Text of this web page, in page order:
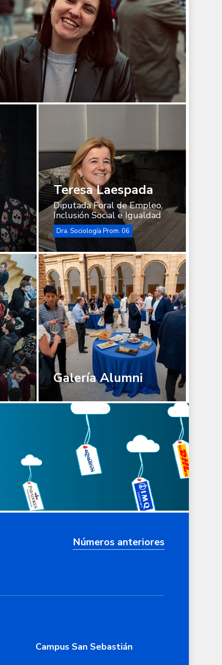
Teresa Laespada
Diputada Foral de Empleo,
Inclusión Social e Igualdad
Dra. Sociología Prom. 06
Galería
Alumni
Galería Alumni
Números anteriores
Campus San Sebastián